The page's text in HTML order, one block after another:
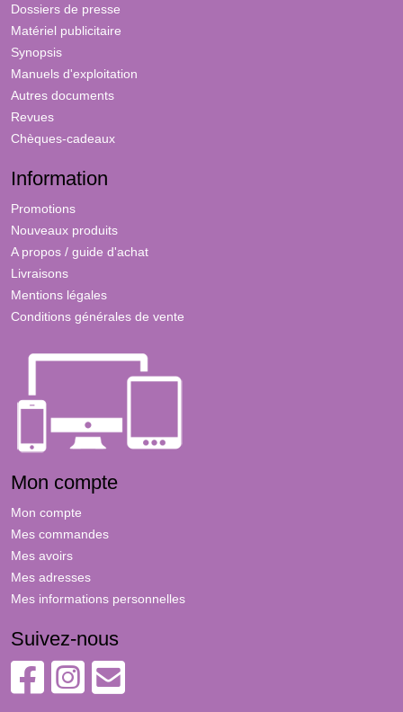
Dossiers de presse
Matériel publicitaire
Synopsis
Manuels d'exploitation
Autres documents
Revues
Chèques-cadeaux
Information
Promotions
Nouveaux produits
A propos / guide d'achat
Livraisons
Mentions légales
Conditions générales de vente
Mon compte
Mon compte
Mes commandes
Mes avoirs
Mes adresses
Mes informations personnelles
Suivez-nous